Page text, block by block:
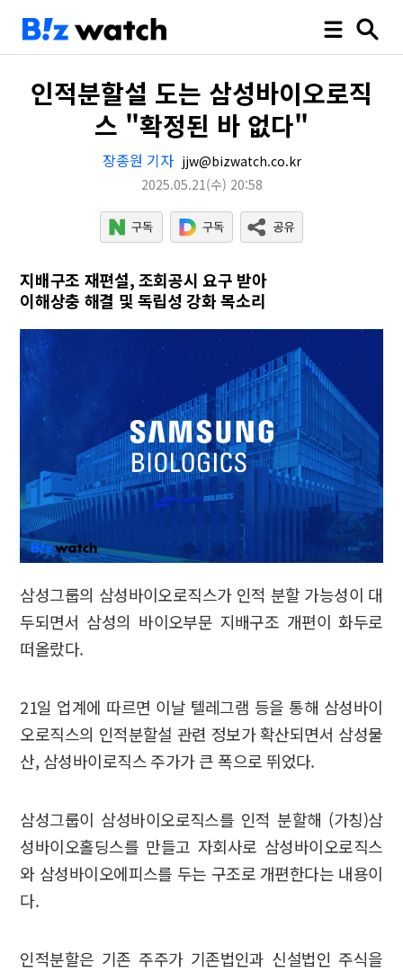
인적분할설 도는 삼성바이오로직
스 "확정된 바 없다"
장종원 기자 jjw@bizwatch.co.kr
2025.05.21(수) 20:58
지배구조 재편설, 조회공시 요구 받아
이해상충 해결 및 독립성 강화 목소리
삼성그룹의 삼성바이오로직스가 인적 분할 가능성이 대
두되면서 삼성의 바이오부문 지배구조 개편이 화두로
떠올랐다.
21일 업계에 따르면 이날 텔레그램 등을 통해 삼성바이
오로직스의 인적분할설 관련 정보가 확산되면서 삼성물
산, 삼성바이로직스 주가가 큰 폭으로 뛰었다.
삼성그룹이 삼성바이오로직스를 인적 분할해 (가칭)삼
성바이오홀딩스를 만들고 자회사로 삼성바이오로직스
와 삼성바이오에피스를 두는 구조로 개편한다는 내용이
다.
인적분할은 기존 주주가 기존법인과 신설법인 주식을